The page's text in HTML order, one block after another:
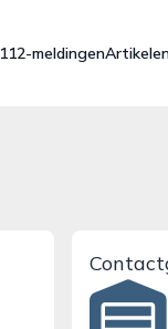
112-meldingen